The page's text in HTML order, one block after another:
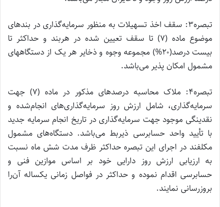
تبصره۳: سقف اخذ تسهیلات به منظور سرمایه‌گذاری در بندهای
موضوع ماده (۷) تا سقف تعیین شده در هربند و حداکثر تا
بیست درصد(۲۰%) مجموعه وجوه و ذخایر هر یک از دستگاههای
مشمول امکان پذیر می‌باشد.
تبصره۴: ملاک محاسبه درصدهای مذکور در ماده (۷) جهت
سرمایه‌گذاری، شامل ارزش روز سرمایه‌گذاری‌های انجام‌شده و
نقدینگی موجود جهت سرمایه‌گذاری در تاریخ انجام سرمایه جدید
با تأیید واحد حسابرسی ذیربط می‌باشد. دستگاه‌های مشمول
مکلفند در اجرای این تبصره حداکثر ظرف مدت شش ماه نسبت
به ارزیابی ارزش روز دارایی خود بر اساس موازین فنی و
حسابرسی اقدام نموده و حداکثر در فواصل زمانی یکساله آن‌را
بروزرسانی نمایند.